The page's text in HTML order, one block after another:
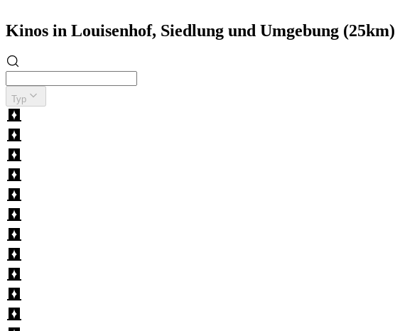
Kinos in Louisenhof, Siedlung und Umgebung (25km)
Typ